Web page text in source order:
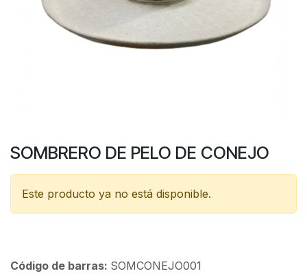
SOMBRERO DE PELO DE CONEJO
Este producto ya no está disponible.
Código de barras: SOMCONEJO001